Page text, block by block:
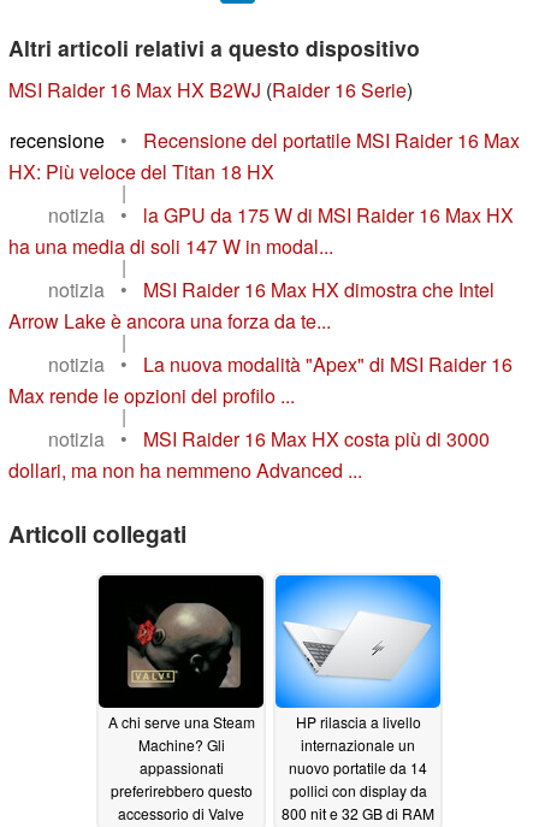
Altri articoli relativi a questo dispositivo
MSI Raider 16 Max HX B2WJ (Raider 16 Serie)
recensione
•
Recensione del portatile MSI Raider 16 Max
HX: Più veloce del Titan 18 HX
|
notizia
•
la GPU da 175 W di MSI Raider 16 Max HX
ha una media di soli 147 W in modal...
|
notizia
•
MSI Raider 16 Max HX dimostra che Intel
Arrow Lake è ancora una forza da te...
|
notizia
•
La nuova modalità "Apex" di MSI Raider 16
Max rende le opzioni del profilo ...
|
notizia
•
MSI Raider 16 Max HX costa più di 3000
dollari, ma non ha nemmeno Advanced ...
Articoli collegati
A chi serve una Steam
Machine? Gli
appassionati
preferirebbero questo
accessorio di Valve
HP rilascia a livello
internazionale un
nuovo portatile da 14
pollici con display da
800 nit e 32 GB di RAM